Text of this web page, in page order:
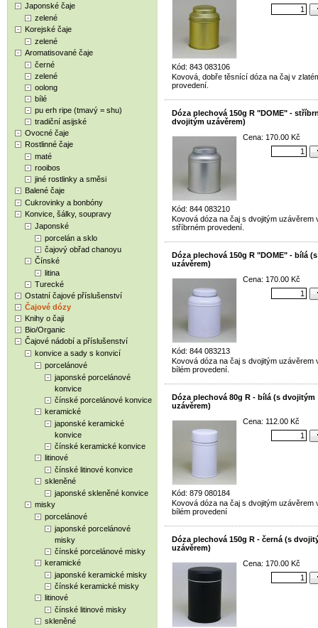
Japonské čaje
zelené
Korejské čaje
zelené
Aromatisované čaje
černé
zelené
oolong
bílé
pu erh ripe (tmavý = shu)
tradiční asijské
Ovocné čaje
Rostlinné čaje
maté
rooibos
jiné rostlinky a směsi
Balené čaje
Cukrovinky a bonbóny
Konvice, šálky, soupravy
Japonské
porcelán a sklo
čajový obřad chanoyu
Čínské
litina
Turecké
Ostatní čajové příslušenství
Čajové dózy
Knihy o čaji
Bio/Organic
Čajové nádobí a příslušenství
konvice a sady s konvicí
porcelánové
japonské porcelánové
konvice
čínské porcelánové konvice
keramické
japonské keramické
konvice
čínské keramické konvice
litinové
čínské litinové konvice
skleněné
japonské skleněné konvice
misky
porcelánové
japonské porcelánové
misky
čínské porcelánové misky
keramické
japonské keramické misky
čínské keramické misky
litinové
čínské litinové misky
skleněné
Kód: 843 083106
Kovová, dobře těsnící dóza na čaj v
provedení.
Dóza plechová 150g R "DOME" -
dvojitým uzávěrem)
Kód: 844 083210
Cena: 170.00 Kč
Kovová dóza na čaj s dvojitým uzávěrem
stříbrném provedení.
Dóza plechová 150g R "DOME" - bílá
uzávěrem)
Kód: 844 083213
Cena: 170.00 Kč
Kovová dóza na čaj s dvojitým uzávěrem
bílém provedení.
Dóza plechová 80g R - bílá (s dvojitým
uzávěrem)
Kód: 879 080184
Cena: 112.00 Kč
Kovová dóza na čaj s dvojitým uzávěrem
bílém provedení
Dóza plechová 150g R - černá (s
uzávěrem)
Cena: 170.00 Kč